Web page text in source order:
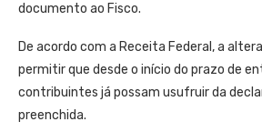
documento ao Fisco.
De acordo com a Receita Federal, a
permitir que desde o início do prazo de
contribuintes já possam usufruir da
preenchida.